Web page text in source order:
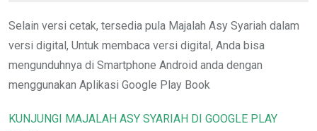
Selain versi cetak, tersedia pula Majalah Asy Syariah dalam
versi digital, Untuk membaca versi digital, Anda bisa
mengunduhnya di Smartphone Android anda dengan
menggunakan Aplikasi Google Play Book
KUNJUNGI MAJALAH ASY SYARIAH DI GOOGLE PLAY